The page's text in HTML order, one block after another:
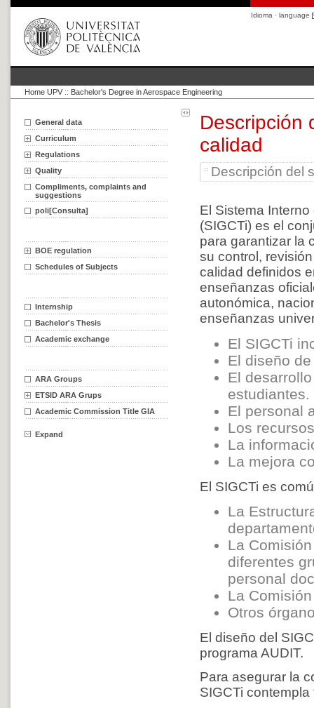
Idioma · language
Home UPV :: Bachelor's Degree in Aerospace Engineering
General data
Curriculum
Regulations
Quality
Compliments, complaints and
suggestions
poli[Consulta]
BOE regulation
Schedules of Subjects
Internship
Bachelor's Thesis
Academic exchange
ARA Groups
ETSID ARA Grups
Academic Commission Title GIA
Expand
Descripción
calidad
Descripción del
El Sistema
(SIGCTi) es el
para garantizar la
su control,
calidad definidos
enseñanzas
autonómica,
enseñanzas
El SIGCTi
El diseño
El
estudiantes.
El personal
Los
La
La mejora
El SIGCTi es
La
La
diferentes
personal
La
Otros
El diseño del
programa AUDIT.
Para asegurar la
SIGCTi